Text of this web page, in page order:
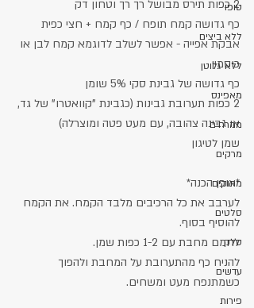
טופו
ללא ביצים
ללא גלוטן
מאפינס
ממרחים
מרקים
מתוקים
סלטים
סלק
עדשים
פירות
2 כפות תירס מבושל רך רך וטחון דק
כף גדושה קמח תופח / כף קמח + חצי כפית
אבקת אפייה - אפשר לשלב לדוגמא קמח לבן או
כוסמין
כף גדושה של גבינת סקי 5% שומן
2 כפות תערובת גבינות (כגבינת "קוואטרו" של גד,
או גבינה צהובה, עם מעט פטה ומוצרלה)
שמן לטיגון
*אופן הכנה*
לערבב את כל הרכיבים מלבד הקמח. את הקמח
להוסיף בסוף.
לחמם מחבת עם 1-2 כפות שמן.
להניח כף מהתערובת על המחבת ולהפוך
כשמתנפח מעט ומשחים.